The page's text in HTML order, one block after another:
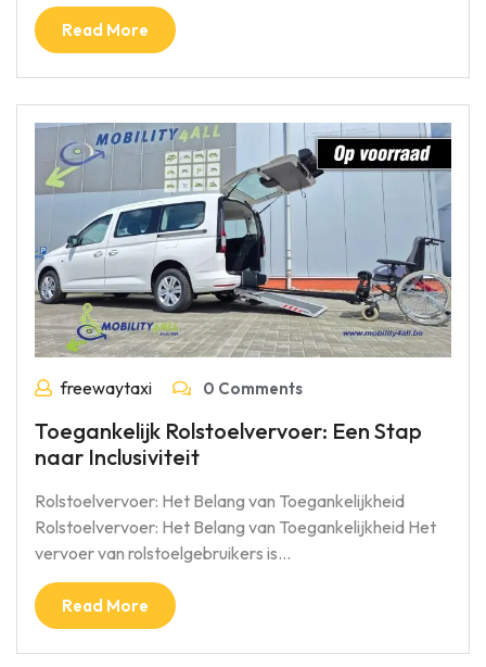
Read More
freewaytaxi 0 Comments
Toegankelijk Rolstoelvervoer: Een Stap
naar Inclusiviteit
Rolstoelvervoer: Het Belang van Toegankelijkheid
Rolstoelvervoer: Het Belang van Toegankelijkheid Het
vervoer van rolstoelgebruikers is…
Read More